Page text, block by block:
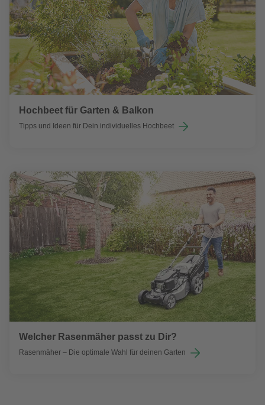
Hochbeet für Garten & Balkon
Tipps und Ideen für Dein individuelles Hochbeet
Welcher Rasenmäher passt zu Dir?
Rasenmäher – Die optimale Wahl für deinen Garten